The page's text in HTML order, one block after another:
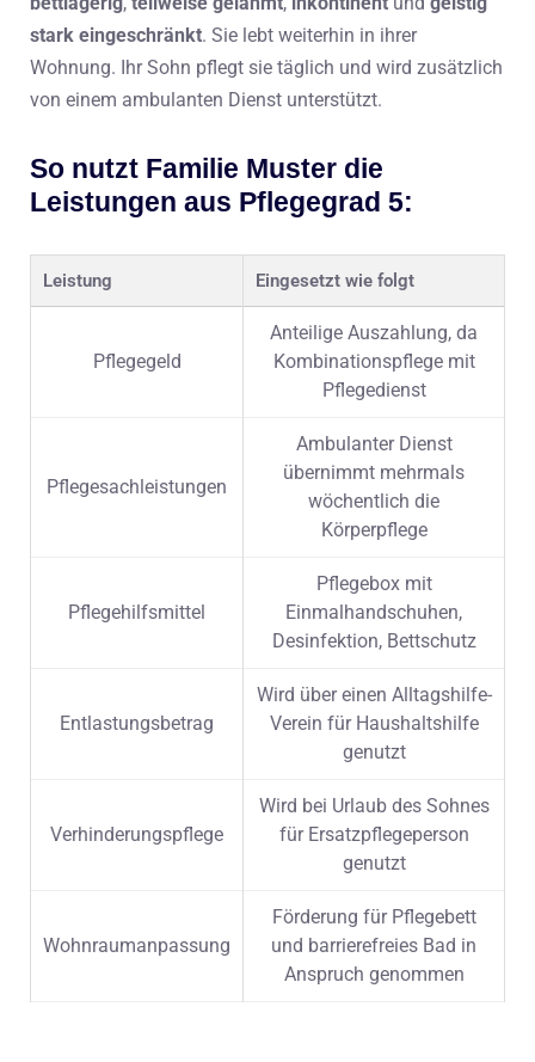
stark eingeschränkt. Sie lebt weiterhin in ihrer
Wohnung. Ihr Sohn pflegt sie täglich und wird zusätzlich
von einem ambulanten Dienst unterstützt.
So nutzt Familie Muster die
Leistungen aus Pflegegrad 5:
Leistung Eingesetzt wie folgt
Pflegegeld
Anteilige Auszahlung, da
Kombinationspflege mit
Pflegedienst
Pflegesachleistungen
Ambulanter Dienst
übernimmt mehrmals
wöchentlich die
Körperpflege
Pflegehilfsmittel
Pflegebox mit
Einmalhandschuhen,
Desinfektion, Bettschutz
Entlastungsbetrag
Wird über einen Alltagshilfe-
Verein für Haushaltshilfe
genutzt
Verhinderungspflege
Wird bei Urlaub des Sohnes
für Ersatzpflegeperson
genutzt
Wohnraumanpassung
Förderung für Pflegebett
und barrierefreies Bad in
Anspruch genommen